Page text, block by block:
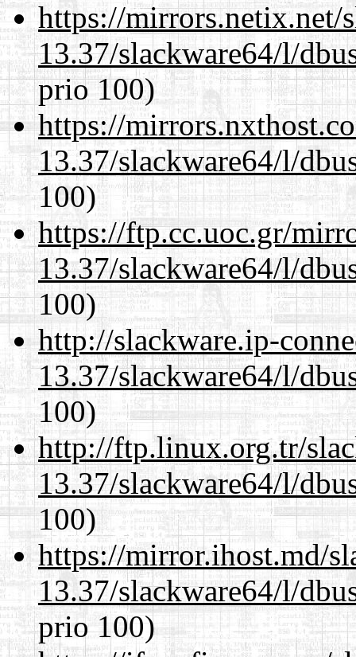
https://mirrors.netix.net/
13.37/slackware64/l/
prio 100)
https://
13.37/slackware64/l/
100)
https://ftp.cc.uoc.gr/
13.37/slackware64/l/
100)
http://slackware.ip-
13.37/slackware64/l/
100)
http://ftp.linux.org.tr/
13.37/slackware64/l/
100)
https://mirror.ihost.md/
13.37/slackware64/l/
prio 100)